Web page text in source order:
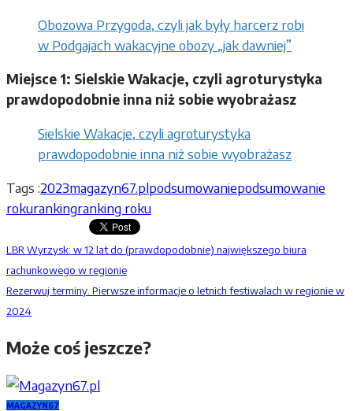
Obozowa Przygoda, czyli jak były harcerz robi
w Podgajach wakacyjne obozy „jak dawniej”
Miejsce 1: Sielskie Wakacje, czyli agroturystyka
prawdopodobnie inna niż sobie wyobrażasz
Sielskie Wakacje, czyli agroturystyka
prawdopodobnie inna niż sobie wyobrażasz
Tags :2023magazyn67.plpodsumowaniepodsumowanie
rokurankingranking roku
LBR Wyrzysk: w 12 lat do (prawdopodobnie) największego biura
rachunkowego w regionie
Rezerwuj terminy. Pierwsze informacje o letnich festiwalach w regionie w
2024
Może coś jeszcze?
MAGAZYN67